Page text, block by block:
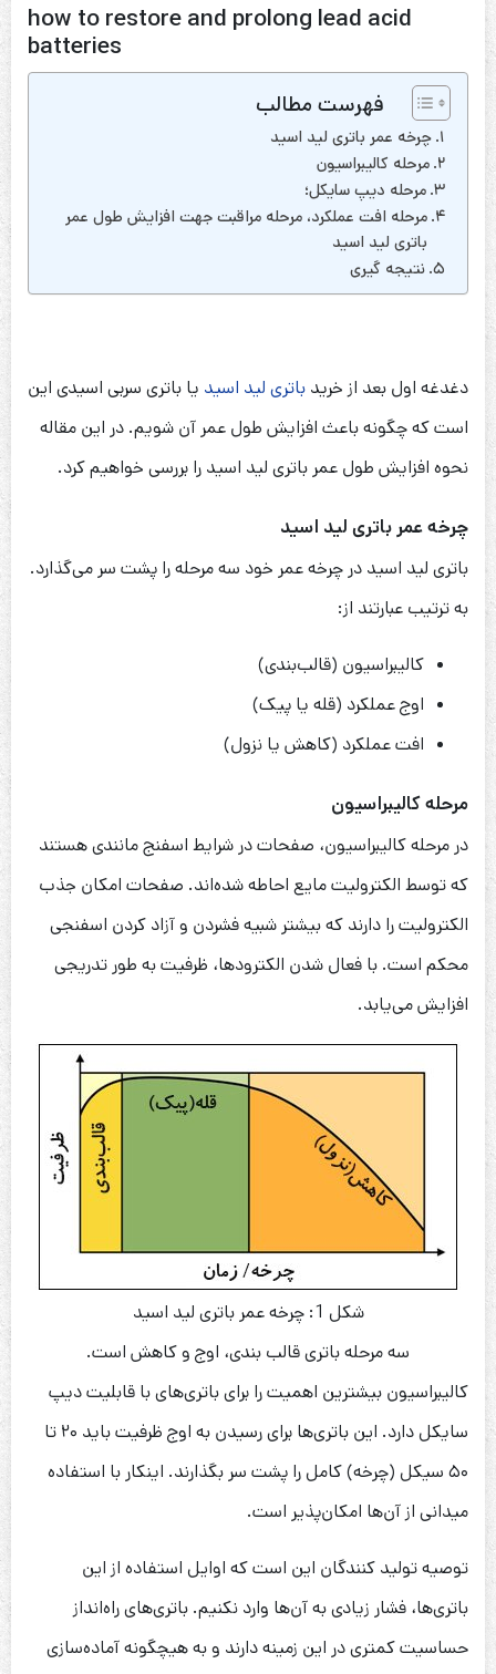
how to restore and prolong lead acid
batteries
فهرست مطالب
چرخه عمر باتری لید اسید
مرحله کالیبراسیون
مرحله دیپ سایکل؛
مرحله افت عملکرد، مرحله مراقبت جهت افزایش طول عمر
باتری لید اسید
نتیجه گیری
دغدغه اول بعد از خرید باتری لید اسید یا باتری سربی اسیدی این
است که چگونه باعث افزایش طول عمر آن شویم. در این مقاله
نحوه افزایش طول عمر باتری لید اسید را بررسی خواهیم کرد.
چرخه عمر باتری لید اسید
باتری لید اسید در چرخه عمر خود سه مرحله را پشت سر می‌گذارد.
به ترتیب عبارتند از:
کالیبراسیون (قالب‌بندی)
اوج عملکرد (قله یا پیک)
افت عملکرد (کاهش یا نزول)
مرحله کالیبراسیون
در مرحله کالیبراسیون، صفحات در شرایط اسفنج مانندی هستند
که توسط الکترولیت مایع احاطه شده‌اند. صفحات امکان جذب
الکترولیت را دارند که بیشتر شبیه فشردن و آزاد کردن اسفنجی
محکم است. با فعال شدن الکترودها، ظرفیت به طور تدریجی
افزایش می‌یابد.
شکل 1: چرخه عمر باتری لید اسید
سه مرحله باتری قالب بندی، اوج و کاهش است.
کالیبراسیون بیشترین اهمیت را برای باتری‌های با قابلیت دیپ
سایکل دارد. این باتری‌ها برای رسیدن به اوج ظرفیت باید ۲۰ تا
۵۰ سیکل (چرخه) کامل را پشت سر بگذارند. اینکار با استفاده
میدانی از آن‌ها امکان‌پذیر است.
توصیه تولید کنندگان این است که اوایل استفاده از این
باتری‌ها، فشار زیادی به آن‌‌ها وارد نکنیم. باتری‌های راه‌انداز
حساسیت کمتری در این زمینه دارند و به هیچگونه آماده‌سازی